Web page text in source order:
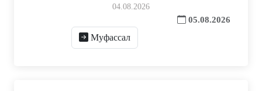
04.08.2026
05.08.2026
Муфассал